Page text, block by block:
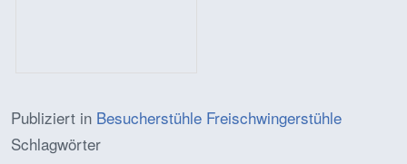
Publiziert in Besucherstühle Freischwingerstühle
Schlagwörter